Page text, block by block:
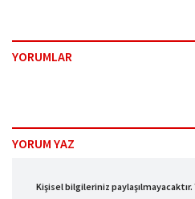
YORUMLAR
YORUM YAZ
Kişisel bilgileriniz